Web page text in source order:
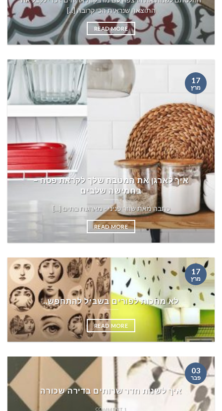
התוצאה שנראית הכי קרובה [...]
READ MORE
איך לארגן את המטבח שלך לקראת פסח –
בחמישה שלבים
כתבה מאת שחר פניני - מארגנת בתים [...]
READ MORE
17
מרץ
לא מחכות לפורים בשביל להתחפש..
READ MORE
17
מרץ
איך לשנות חדר שרותים בדירה שכורה
1 COMMENT
03
פבר